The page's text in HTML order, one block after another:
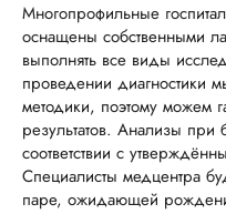
Многопрофильные
оснащены собственными
выполнять все виды
проведении диагностики
методики, поэтому можем
результатов. Анализы при
соответствии с
Специалисты медцентра
паре, ожидающей